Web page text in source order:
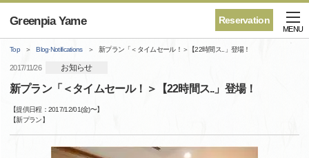
Reservation
Greenpia Yame
MENU
Top Blog·Notifications 新プラン「＜タイムセール！＞【22時間ス..」登場！
2017/11/26 お知らせ
新プラン「＜タイムセール！＞【22時間ス..」登場！
【提供日程： 2017/12/01(金)〜】
【新プラン】